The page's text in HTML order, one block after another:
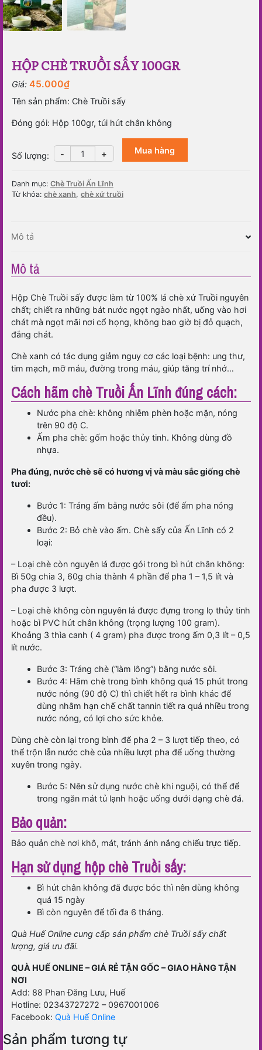
HỘP CHÈ TRUỒI SẤY 100GR
Giá: 45.000₫
Tên sản phẩm: Chè Truồi sấy
Đóng gói: Hộp 100gr, túi hút chân không
Số lượng: -
Hộp
chè
sấy
100gr
+ Mua hàng
Danh mục: Chè Truồi Ấn Lĩnh
Từ khóa: chè xanh, chè xứ truồi
Mô tả
Mô tả
Hộp Chè Truồi sấy được làm từ 100% lá chè xứ Truồi nguyên
chất; chiết ra những bát nước ngọt ngào nhất, uống vào hơi
chát mà ngọt mãi nơi cổ họng, không bao giờ bị đỏ quạch,
đắng chát.
Chè xanh có tác dụng giảm nguy cơ các loại bệnh: ung thư,
tim mạch, mỡ máu, đường trong máu, giúp tăng trí nhớ…
Cách hãm chè Truồi Ấn Lĩnh đúng cách:
Nước pha chè: không nhiễm phèn hoặc mặn, nóng
trên 90 độ C.
Ấm pha chè: gốm hoặc thủy tinh. Không dùng đồ
nhựa.
Pha đúng, nước chè sẽ có hương vị và màu sắc giống chè
tươi:
Bước 1: Tráng ấm bằng nước sôi (để ấm pha nóng
đều).
Bước 2: Bỏ chè vào ấm. Chè sấy của Ấn Lĩnh có 2
loại:
– Loại chè còn nguyên lá được gói trong bì hút chân không:
Bì 50g chia 3, 60g chia thành 4 phần để pha 1 – 1,5 lít và
pha được 3 lượt.
– Loại chè không còn nguyên lá được đựng trong lọ thủy tinh
hoặc bì PVC hút chân không (trọng lượng 100 gram).
Khoảng 3 thìa canh ( 4 gram) pha được trong ấm 0,3 lít – 0,5
lít nước.
Bước 3: Tráng chè (“làm lông”) bằng nước sôi.
Bước 4: Hãm chè trong bình không quá 15 phút trong
nước nóng (90 độ C) thì chiết hết ra bình khác để
dùng nhằm hạn chế chất tannin tiết ra quá nhiều trong
nước nóng, có lợi cho sức khỏe.
Dùng chè còn lại trong bình để pha 2 – 3 lượt tiếp theo, có
thể trộn lẫn nước chè của nhiều lượt pha để uống thường
xuyên trong ngày.
Bước 5: Nên sử dụng nước chè khi nguội, có thể để
trong ngăn mát tủ lạnh hoặc uống dưới dạng chè đá.
Bảo quản:
Bảo quản chè nơi khô, mát, tránh ánh nắng chiếu trực tiếp.
Hạn sử dụng hộp chè Truồi sấy:
Bì hút chân không đã được bóc thì nên dùng không
quá 15 ngày
Bì còn nguyên để tối đa 6 tháng.
Quà Huế Online cung cấp sản phẩm chè Truồi sấy chất
lượng, giá ưu đãi.
QUÀ HUẾ ONLINE – GIÁ RẺ TẬN GỐC – GIAO HÀNG TẬN
NƠI
Add: 88 Phan Đăng Lưu, Huế
Hotline: 02343727272 – 0967001006
Facebook:Quà Huế Online
Sản phẩm tương tự